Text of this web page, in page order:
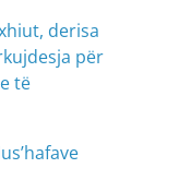
derisa
për
të